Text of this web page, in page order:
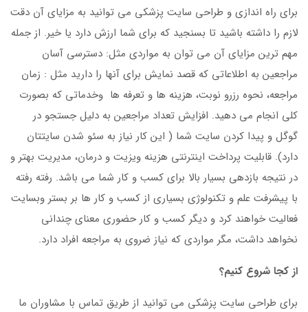
برای راه اندازی و طراحی سایت پزشکی می توانید به مزایای آن دقت
لازم را داشته باشید تا بسنجید که برای شما ارزش دارد یا خیر. از جمله
مهم ترین مزایای آن می توان به مواردی مثل: دسترسی آسان
مراجعین به اطلاعاتی که قصد نمایش برای آنها را دارید مثل : زمان
مراجعه، نحوه رزرو نوبت، هزینه ها و تعرفه ها وخدماتی که بصورت
کلی انجام می دهید. افزایش تعداد مراجعین به دلیل جستجو در
گوگل و پیدا کردن سایت شما ( این کار نیاز به سئو شدن سایتتان
دارد). قابلیت پرداخت اینترنتی هزینه ویزیت و درمان، مدیریت بهتر و
در نتیجه بازدهی بسیار بالا برای کسب و کار شما می باشد. رفته رفته
با پیشرفت علم و تکنولوژی بسیاری از کسب و کار ها بر بستر وبسایت
فعالیت خواهند کرد و دیگر کسب و کار حضوری معنای چندانی
نخواهد داشت، مگر مواردی که نیاز ضروی به مراجعه افراد دارد.
از کجا شروع کنیم؟
برای طراحی سایت پزشکی می توانید از طریق تماس با مشاوران ما